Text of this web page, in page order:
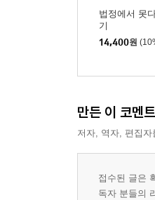
법정에서 못
기
14,400원
만든 이 코멘트
저자, 역자, 편집
접수된 글은
독자 분들의